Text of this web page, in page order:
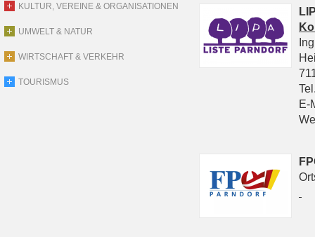
KULTUR, VEREINE & ORGANISATIONEN
UMWELT & NATUR
WIRTSCHAFT & VERKEHR
TOURISMUS
E-